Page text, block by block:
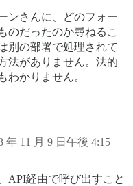
ンさんに、どのフォー
のだったのか尋ねるこ
別の部署で処理されて
法がありません。法的
わかりません。
年 11 月 9 日午後 4:15
API経由で呼び出すこと